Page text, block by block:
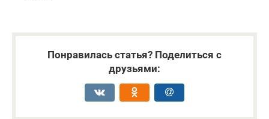
Понравилась статья? Поделиться с
друзьями: